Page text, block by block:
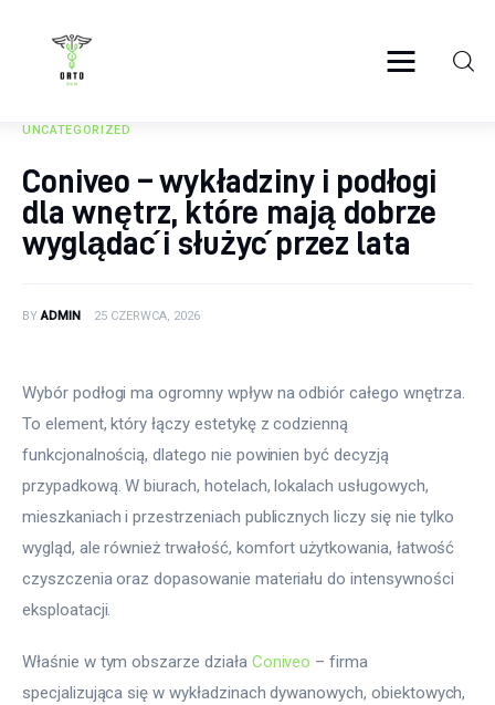
Żywienie
Uroda
Sport
UNCATEGORIZED
Coniveo – wykładziny i podłogi
dla wnętrz, które mają dobrze
wyglądać i służyć przez lata
BY ADMIN 25 CZERWCA, 2026
Wybór podłogi ma ogromny wpływ na odbiór całego wnętrza.
To element, który łączy estetykę z codzienną
funkcjonalnością, dlatego nie powinien być decyzją
przypadkową. W biurach, hotelach, lokalach usługowych,
mieszkaniach i przestrzeniach publicznych liczy się nie tylko
wygląd, ale również trwałość, komfort użytkowania, łatwość
czyszczenia oraz dopasowanie materiału do intensywności
eksploatacji.
Właśnie w tym obszarze działa Coniveo – firma
specjalizująca się w wykładzinach dywanowych, obiektowych,